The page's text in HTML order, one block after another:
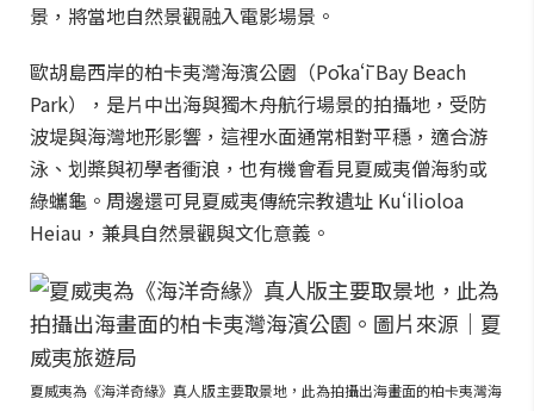
景，將當地自然景觀融入電影場景。
歐胡島西岸的柏卡夷灣海濱公園（Pōkaʻī Bay Beach
Park），是片中出海與獨木舟航行場景的拍攝地，受防
波堤與海灣地形影響，這裡水面通常相對平穩，適合游
泳、划槳與初學者衝浪，也有機會看見夏威夷僧海豹或
綠蠵龜。周邊還可見夏威夷傳統宗教遺址 Kuʻilioloa
Heiau，兼具自然景觀與文化意義。
夏威夷為《海洋奇緣》真人版主要取景地，此為拍攝出海畫面的柏卡夷灣海